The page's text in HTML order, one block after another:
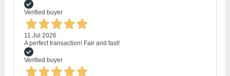
Verified buyer
11 Jul 2026
A perfect transaction! Fair and fast!
Verified buyer